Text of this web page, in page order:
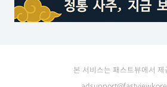
본 서비스는 패스트뷰에서 제